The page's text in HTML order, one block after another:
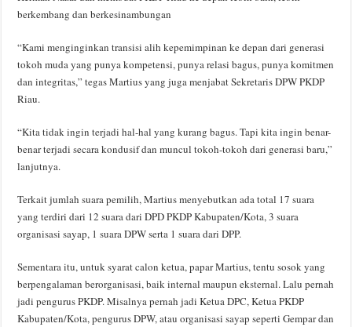
berkembang dan berkesinambungan
“Kami menginginkan transisi alih kepemimpinan ke depan dari generasi
tokoh muda yang punya kompetensi, punya relasi bagus, punya komitmen
dan integritas,” tegas Martius yang juga menjabat Sekretaris DPW PKDP
Riau.
“Kita tidak ingin terjadi hal-hal yang kurang bagus. Tapi kita ingin benar-
benar terjadi secara kondusif dan muncul tokoh-tokoh dari generasi baru,”
lanjutnya.
Terkait jumlah suara pemilih, Martius menyebutkan ada total 17 suara
yang terdiri dari 12 suara dari DPD PKDP Kabupaten/Kota, 3 suara
organisasi sayap, 1 suara DPW serta 1 suara dari DPP.
Sementara itu, untuk syarat calon ketua, papar Martius, tentu sosok yang
berpengalaman berorganisasi, baik internal maupun eksternal. Lalu pernah
jadi pengurus PKDP. Misalnya pernah jadi Ketua DPC, Ketua PKDP
Kabupaten/Kota, pengurus DPW, atau organisasi sayap seperti Gempar dan